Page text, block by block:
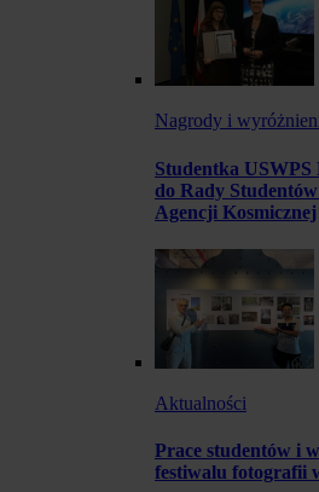
Nagrody i
Studentka USWPS
do Rady
Agencji Kosmicznej
Aktualności
Prace studentów i
festiwalu fotografii